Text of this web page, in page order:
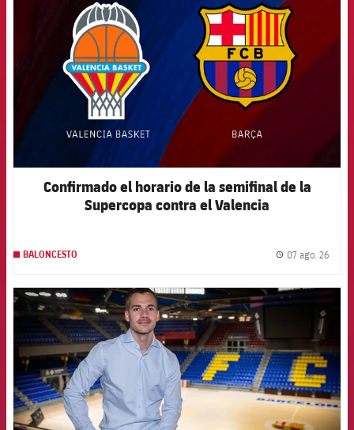
Confirmado el horario de la semifinal de la
Supercopa contra el Valencia
BALONCESTO 07 ago. 26
FCB Barcelona badge